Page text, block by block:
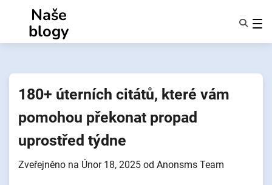
obsahu
Naše
blogy
O Nás
180+ úterních citátů, které vám
pomohou překonat propad
uprostřed týdne
Zveřejněno na Únor 18, 2025 od Anonsms Team